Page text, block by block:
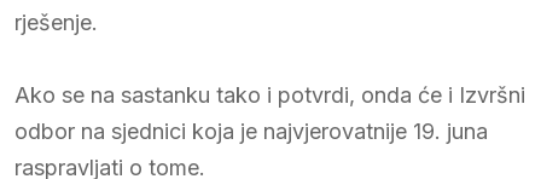
rješenje.
Ako se na sastanku tako i potvrdi, onda će i Izvršni
odbor na sjednici koja je najvjerovatnije 19. juna
raspravljati o tome.